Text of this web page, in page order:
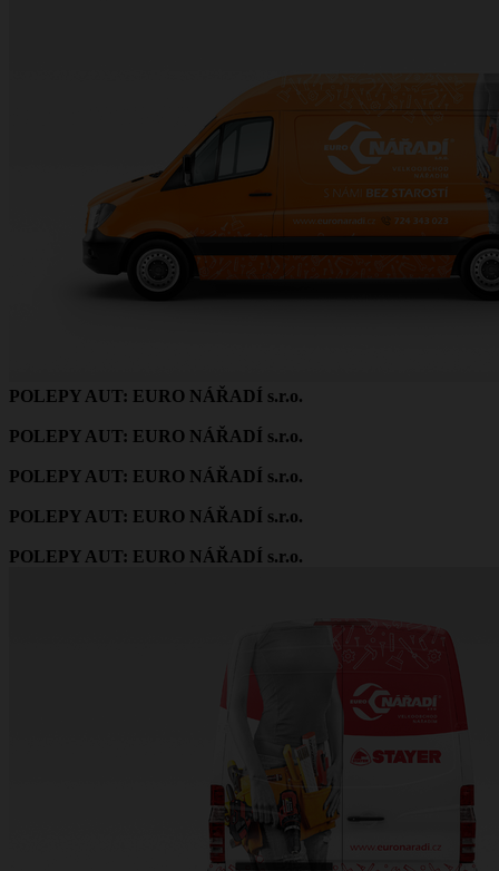
POLEPY AUT: EURO NÁŘADÍ s.r.o.
POLEPY AUT: EURO NÁŘADÍ s.r.o.
POLEPY AUT: EURO NÁŘADÍ s.r.o.
POLEPY AUT: EURO NÁŘADÍ s.r.o.
POLEPY AUT: EURO NÁŘADÍ s.r.o.